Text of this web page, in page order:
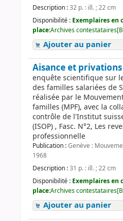
Description :32 p. : ill. ; 22 cm
Disponibilité : Exemplaires en
place:Archives
Ajouter au panier
Aisance et privations
enquête scientifique sur
des familles salariées de
réalisée par le
familles (MPF), avec la
contrôle de l'Institut
(ISOP) , Fasc. N°2, Les
professionnelle
Publication :Genève :
1968
Description :31 p. : ill. ; 22 cm
Disponibilité : Exemplaires en
place:Archives
Ajouter au panier